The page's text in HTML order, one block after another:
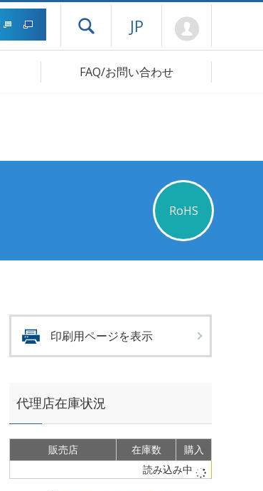
ドロワーメニューを開く
JP
FAQ/お問い合わせ
RoHS
印刷用ページを表示
代理店在庫状況
販売店 在庫数
購入
読み込み中